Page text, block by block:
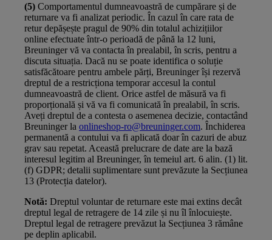
(5) Comportamentul dumneavoastră de cumpărare și de
returnare va fi analizat periodic. În cazul în care rata de
retur depășește pragul de 90% din totalul achizițiilor
online efectuate într‑o perioadă de până la 12 luni,
Breuninger vă va contacta în prealabil, în scris, pentru a
discuta situația. Dacă nu se poate identifica o soluție
satisfăcătoare pentru ambele părți, Breuninger își rezervă
dreptul de a restricționa temporar accesul la contul
dumneavoastră de client. Orice astfel de măsură va fi
proporțională și vă va fi comunicată în prealabil, în scris.
Aveți dreptul de a contesta o asemenea decizie, contactând
Breuninger la onlineshop-ro@breuninger.com. Închiderea
permanentă a contului va fi aplicată doar în cazuri de abuz
grav sau repetat. Această prelucrare de date are la bază
interesul legitim al Breuninger, în temeiul art. 6 alin. (1) lit.
(f) GDPR; detalii suplimentare sunt prevăzute la Secțiunea
13 (Protecția datelor).
Notă: Dreptul voluntar de returnare este mai extins decât
dreptul legal de retragere de 14 zile și nu îl înlocuiește.
Dreptul legal de retragere prevăzut la Secțiunea 3 rămâne
pe deplin aplicabil.